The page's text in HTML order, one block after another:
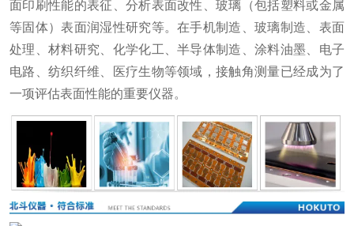
面印刷性能的表征、分析表面改性、玻璃（包括塑料或金属
等固体）表面润湿性研究等。在手机制造、玻璃制造、表面
处理、材料研究、化学化工、半导体制造、涂料油墨、电子
电路、纺织纤维、医疗生物等领域，接触角测量已经成为了
一项评估表面性能的重要仪器。